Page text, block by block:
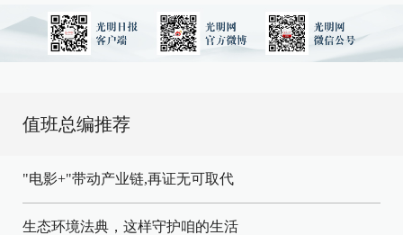
值班总编推荐
"电影+"带动产业链,再证无可取代
生态环境法典，这样守护咱的生活